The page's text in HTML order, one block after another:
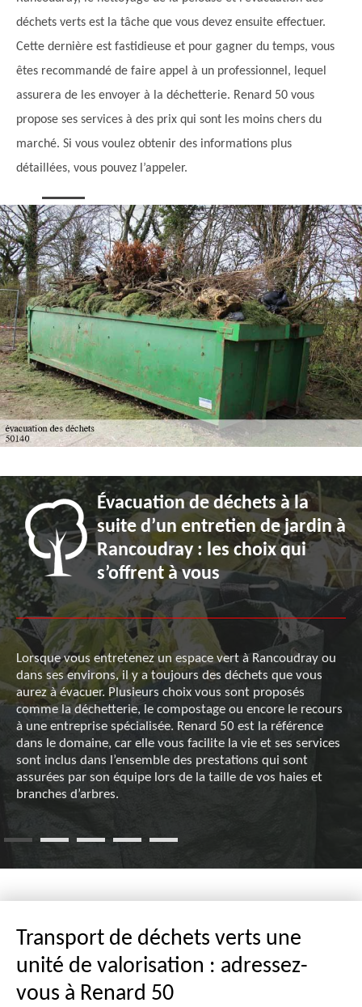
déchets verts est la tâche que vous devez ensuite effectuer.
Cette dernière est fastidieuse et pour gagner du temps, vous
êtes recommandé de faire appel à un professionnel, lequel
assurera de les envoyer à la déchetterie. Renard 50 vous
propose ses services à des prix qui sont les moins chers du
marché. Si vous voulez obtenir des informations plus
détaillées, vous pouvez l’appeler.
Évacuation de déchets à la
suite d’un entretien de jardin à
Rancoudray : les choix qui
s’offrent à vous
Lorsque vous entretenez un espace vert à Rancoudray ou
dans ses environs, il y a toujours des déchets que vous
aurez à évacuer. Plusieurs choix vous sont proposés
comme la déchetterie, le compostage ou encore le recours
à une entreprise spécialisée. Renard 50 est la référence
dans le domaine, car elle vous facilite la vie et ses services
sont inclus dans l’ensemble des prestations qui sont
assurées par son équipe lors de la taille de vos haies et
branches d’arbres.
Transport de déchets verts une
unité de valorisation : adressez-
vous à Renard 50